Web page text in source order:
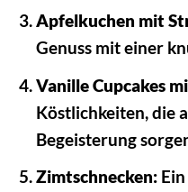
Apfelkuchen mit
Genuss mit einer
Vanille Cupcakes
Köstlichkeiten, die
Begeisterung
Zimtschnecken:Ein